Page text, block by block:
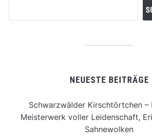
NEUESTE BEITRÄGE
Schwarzwälder Kirschtörtchen –
Meisterwerk voller Leidenschaft,
Sahnewolken